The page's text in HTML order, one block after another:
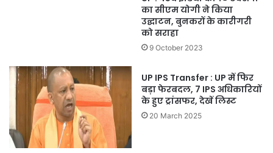
का सीएम योगी ने किया
उद्घाटन, बुनकरों के कारीगरी
को सराहा
9 October 2023
UP IPS Transfer : UP में फिर
बड़ा फेरबदल, 7 IPS अधिकारियों
के हुए ट्रांसफर, देखें लिस्ट
20 March 2025